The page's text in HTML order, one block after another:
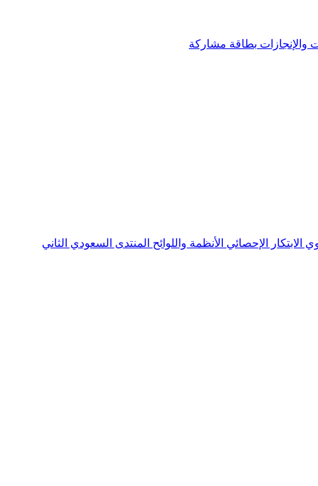
والإنجازات بطاقة مشاركة
الابتكار الإحصائي الأنظمة واللوائح المنتدى السعودي الثاني